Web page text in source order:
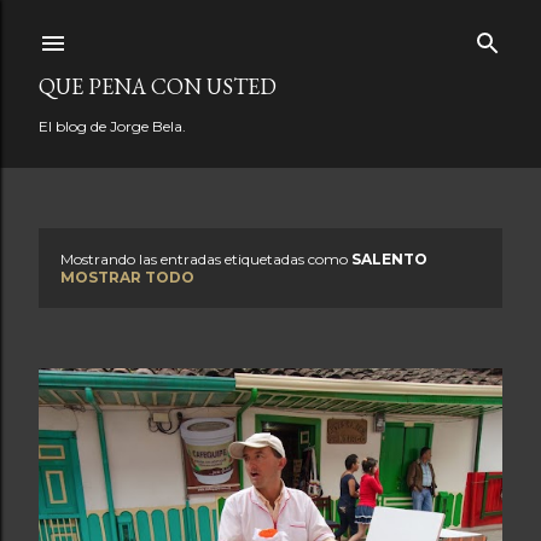
QUE PENA CON USTED
El blog de Jorge Bela.
t
r
a
d
Mostrando las entradas etiquetadas como SALENTO
MOSTRAR TODO